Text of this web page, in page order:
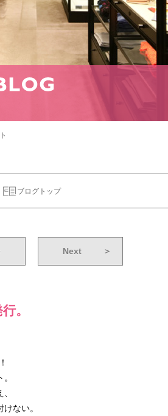
ブログトップ
Next ＞
。
ない。